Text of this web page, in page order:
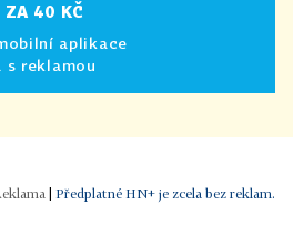
ZA 40 KČ
aplikace
s reklamou
Předplatné HN+ je zcela bez reklam.